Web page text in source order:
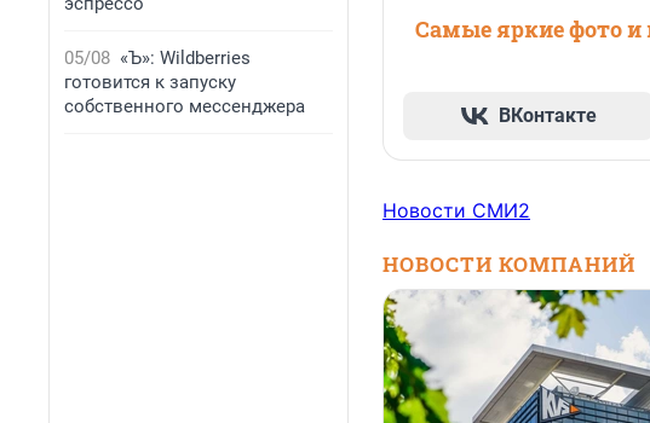
05/08 «Ъ»: Wildberries
готовится к запуску
собственного мессенджера
Самые яркие фото
ВКонтакте
Новости СМИ2
НОВОСТИ КОМПАНИЙ